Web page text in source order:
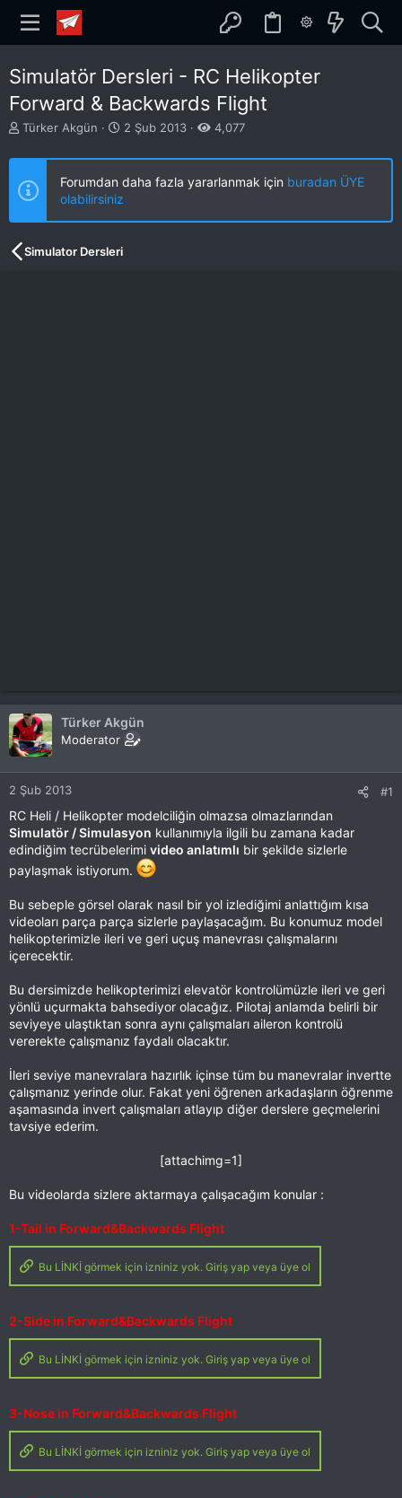
Simulatör Dersleri - RC Helikopter
Forward & Backwards Flight
K
n
u
u
b
a
Türker Akgün
B
ş
a
g
2 Şub 2013 4,077
Forumdan daha fazla yararlanmak için buradan ÜYE
olabilirsiniz
Simulator Dersleri
Türker Akgün
Moderator
2 Şub 2013 #1
RC Heli / Helikopter modelciliğin olmazsa olmazlarından
Simulatör / Simulasyon kullanımıyla ilgili bu zamana kadar
edindiğim tecrübelerimi video anlatımlı bir şekilde sizlerle
paylaşmak istiyorum.
Bu sebeple görsel olarak nasıl bir yol izlediğimi anlattığım kısa
videoları parça parça sizlerle paylaşacağım. Bu konumuz model
helikopterimizle ileri ve geri uçuş manevrası çalışmalarını
içerecektir.
Bu dersimizde helikopterimizi elevatör kontrolümüzle ileri ve geri
yönlü uçurmakta bahsediyor olacağız. Pilotaj anlamda belirli bir
seviyeye ulaştıktan sonra aynı çalışmaları aileron kontrolü
vererekte çalışmanız faydalı olacaktır.
İleri seviye manevralara hazırlık içinse tüm bu manevralar invertte
çalışmanız yerinde olur. Fakat yeni öğrenen arkadaşların öğrenme
aşamasında invert çalışmaları atlayıp diğer derslere geçmelerini
tavsiye ederim.
[attachimg=1]​
Bu videolarda sizlere aktarmaya çalışacağım konular :
1-Tail in Forward&Backwards Flight
Bu LİNKİ görmek için izniniz yok. Giriş yap veya üye ol
2-Side in Forward&Backwards Flight
Bu LİNKİ görmek için izniniz yok. Giriş yap veya üye ol
3-Nose in Forward&Backwards Flight
Bu LİNKİ görmek için izniniz yok. Giriş yap veya üye ol